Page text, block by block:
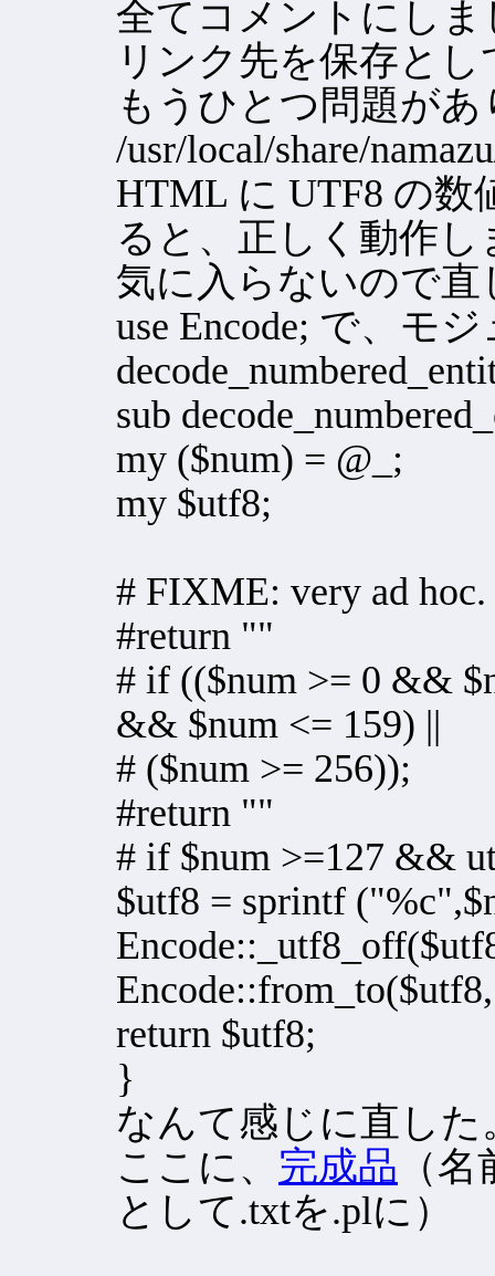
全てコメントにしま
リンク先を保存と
もうひとつ問題が
/usr/local/share/
HTML に UTF8 の
ると、正しく動作し
気に入らないので直
use Encode; で、モ
sub
my ($num) = @_;
my $utf8;
# FIXME: very ad
#return ""
# if (($num >= 0 &&
&& $num <= 159) ||
# ($num >= 256));
#return ""
# if $num >=127 &&
$utf8 = sprintf
return $utf8;
}
なんて感じに直した
ここに、 完成品 （
として.txtを.plに）